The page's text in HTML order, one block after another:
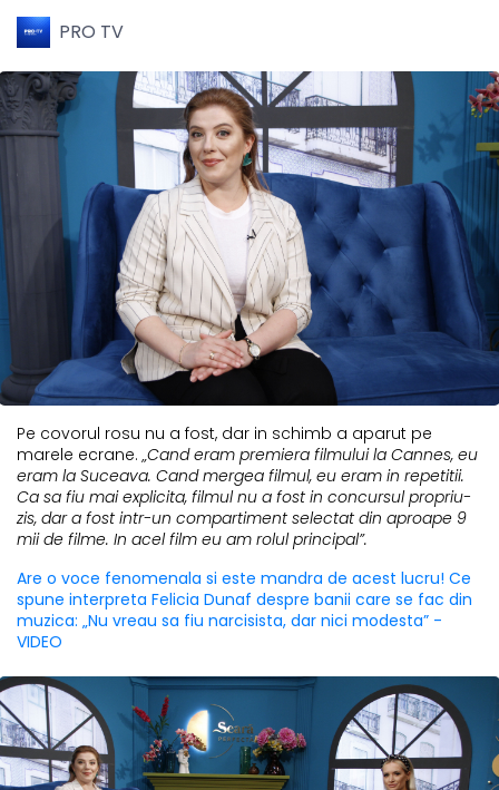
PRO TV
Pe covorul rosu nu a fost, dar in schimb a aparut pe
marele ecrane.„Cand eram premiera filmului la Cannes, eu
eram la Suceava. Cand mergea filmul, eu eram in repetitii.
Ca sa fiu mai explicita, filmul nu a fost in concursul propriu-
zis, dar a fost intr-un compartiment selectat din aproape 9
mii de filme. In acel film eu am rolul principal”.
Are o voce fenomenala si este mandra de acest lucru! Ce
spune interpreta Felicia Dunaf despre banii care se fac din
muzica: „Nu vreau sa fiu narcisista, dar nici modesta” -
VIDEO